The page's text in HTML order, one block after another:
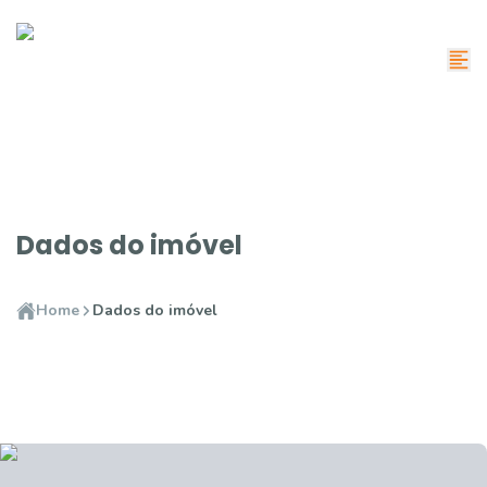
Dados do imóvel
Home Dados do imóvel